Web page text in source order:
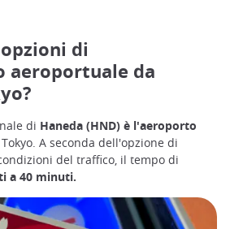
di
da
di Haneda (HND) è l'aeroporto
A seconda dell'opzione di
del traffico, il tempo di
a 40 minuti.